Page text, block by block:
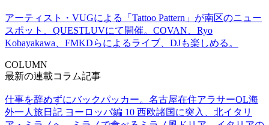
アーティスト・VUGによる「Tattoo Pattern」が南区のニュー
スポット、QUESTLUVにて開催。COVAN、Ryo
Kobayakawa、FMKDらによるライブ、DJも楽しめる。
COLUMN
最新の連載コラム記事
仕事を辞めずにバックパッカー。名古屋在住アラサーOL海
外一人旅日記 ヨーロッパ編 10 西欧諸国に突入、北イタリ